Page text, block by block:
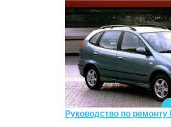
Руководство по